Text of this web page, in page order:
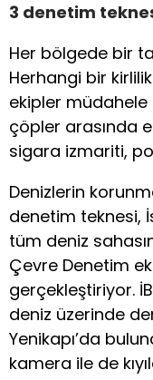
3 denetim
Her bölgede bir
Herhangi bir
ekipler müdahele
çöpler arasında
sigara izmariti,
Denizlerin
denetim teknesi,
tüm deniz
Çevre Denetim
gerçekleştiriyor.
deniz üzerinde
Yenikapı’da
kamera ile de